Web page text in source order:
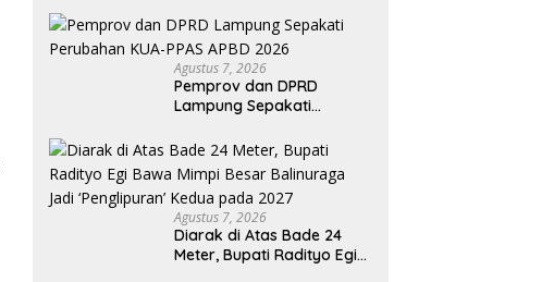
Dijadwalkan Terima
Penghargaan dari HKBP
Lampung
Agustus 7, 2026
Pemprov dan DPRD
Lampung Sepakati
APBD 2026
Agustus 7, 2026
Diarak di Atas Bade 24
Meter, Bupati Radityo Egi